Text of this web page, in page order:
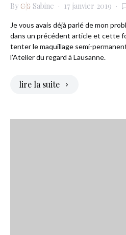
By Sabine 17 janvier 2019
Je vous avais déjà parlé de mon
dans un précédent article et cette
tenter le maquillage semi-
l’Atelier du regard à Lausanne.
lire la suite